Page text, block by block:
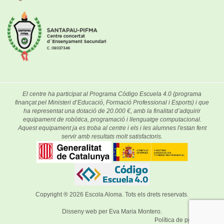
El centre ha participat al Programa Código Escuela 4.0 (programa
finançat pel Ministeri d’Educació, Formació Professional i Esports) i que
ha representat una dotació de 20.000 €, amb la finalitat d’adquirir
equipament de robòtica, programació i llenguatge computacional.
Aquest equipament ja es troba al centre i els i les alumnes l'estan fent
servir amb resultats molt satisfactoris.
Copyright ® 2026 Escola Aloma. Tots els drets reservats.
Disseny web per Eva Maria Montero.
Política de privacitat